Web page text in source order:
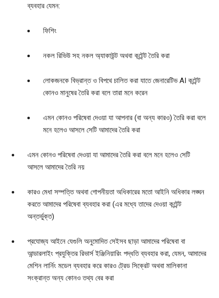
ব্যবহার যেমন:
ফিশিং
নকল রিভিউ সহ নকল অ্যাকাউন্ট অথবা কন্টেন্ট তৈরি করা
লোকজনকে বিভ্রান্ত ও বিপথে চালিত করা যাতে জেনারেটিভ AI কন্টেন্ট
কোনও মানুষের তৈরি করা বলে তারা মনে করেন
এমন কোনও পরিষেবা দেওয়া যা আপনার (বা অন্য কারও) তৈরি করা বলে
মনে হলেও আসলে সেটি আমাদের তৈরি করা
এমন কোনও পরিষেবা দেওয়া যা আমাদের তৈরি করা বলে মনে হলেও সেটি
আসলে আমাদের তৈরি নয়
কারও মেধা সম্পত্তি অথবা গোপনীয়তা অধিকারের মতো আইনি অধিকার লঙ্ঘন
করতে আমাদের পরিষেবা ব্যবহার করা (এর মধ্যে তাদের দেওয়া কন্টেন্ট
অন্তর্ভুক্ত)
প্রযোজ্য আইনে যেগুলি অনুমোদিত সেইসব ছাড়া আমাদের পরিষেবা বা
আন্ডারলাইং প্রযুক্তির রিভার্স ইঞ্জিনিয়ারিং পদ্ধতি ব্যবহার করা, যেমন, আমাদের
মেশিন লার্নিং মডেল ব্যবহার করে কারও ট্রেড সিক্রেট অথবা মালিকানা
সংক্রান্ত অন্য কোনও তথ্য বের করা